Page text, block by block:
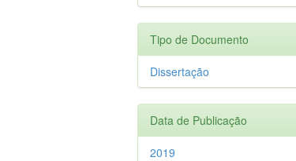
Tipo de Documento
Dissertação
Data de Publicação
2019